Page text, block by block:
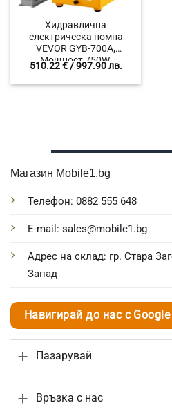
Хидравлична
електрическа помпа
VEVOR GYB-700A,
Мощност 750W,
Капацитет 7 литра,
Налягане до 10152 PSI
510.22€/ 997.90 лв.
Магазин Mobile1.bg
Телефон: 0882 555 648
E-mail: sales@mobile1.bg
Адрес на склад: гр. Стара
Запад
Навигирай до нас с Google
Пазарувай
Връзка с нас